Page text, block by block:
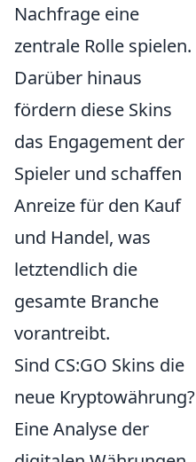
Nachfrage eine
zentrale Rolle spielen.
Darüber hinaus
fördern diese Skins
das Engagement der
Spieler und schaffen
Anreize für den Kauf
und Handel, was
letztendlich die
gesamte Branche
vorantreibt.
Sind CS:GO Skins die
neue Kryptowährung?
Eine Analyse der